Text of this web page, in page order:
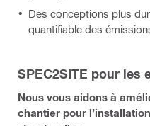
Des conceptions plus
quantifiable des
SPEC2SITE pour les
Nous vous aidons à
chantier pour